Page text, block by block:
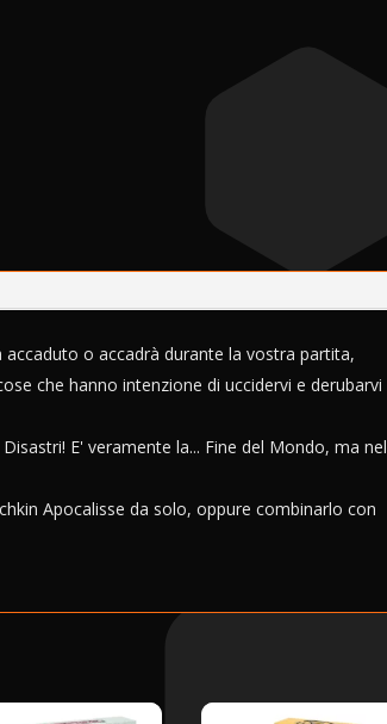
o accadrà durante la vostra partita,
che hanno intenzione di uccidervi e derubarvi
E' veramente la... Fine del Mondo, ma nel
Apocalisse da solo, oppure combinarlo con